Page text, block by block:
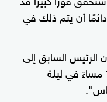
أن يتم ذلك في
الرئيس السابق إلى
"إلقاء خطاب للأمة" بحلول الساعة 11 مساءً في ليلة